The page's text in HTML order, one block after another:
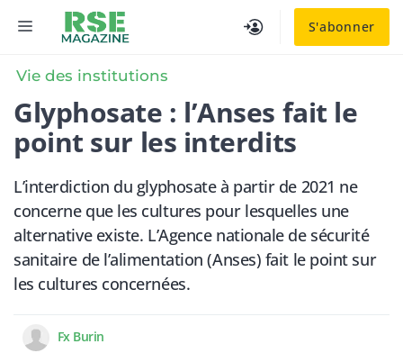
S'abonner
MENU
Vie des institutions
Glyphosate : l’Anses fait le
point sur les interdits
L’interdiction du glyphosate à partir de 2021 ne
concerne que les cultures pour lesquelles une
alternative existe. L’Agence nationale de sécurité
sanitaire de l’alimentation (Anses) fait le point sur
les cultures concernées.
Fx Burin